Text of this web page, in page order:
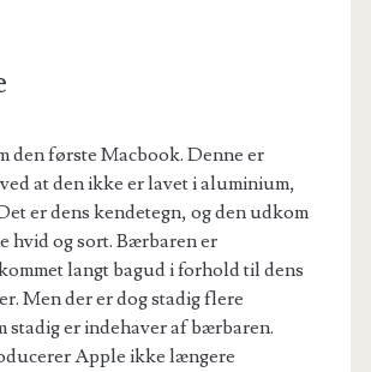
den første Macbook. Denne er
at den ikke er lavet i aluminium,
er dens kendetegn, og den udkom
hvid og sort. Bærbaren er
langt bagud i forhold til dens
Men der er dog stadig flere
stadig er indehaver af bærbaren.
Apple ikke længere